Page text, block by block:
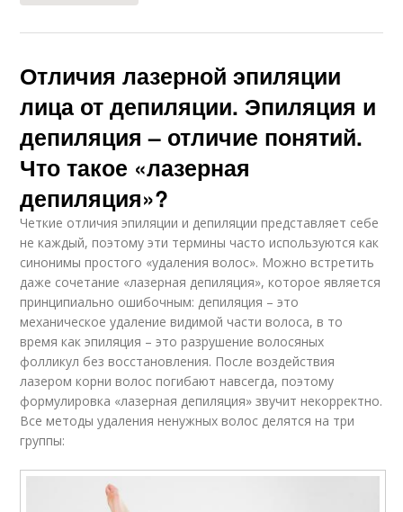
Отличия лазерной эпиляции
лица от депиляции. Эпиляция и
депиляция – отличие понятий.
Что такое «лазерная
депиляция»?
Четкие отличия эпиляции и депиляции представляет себе
не каждый, поэтому эти термины часто используются как
синонимы простого «удаления волос». Можно встретить
даже сочетание «лазерная депиляция», которое является
принципиально ошибочным: депиляция – это
механическое удаление видимой части волоса, в то
время как эпиляция – это разрушение волосяных
фолликул без восстановления. После воздействия
лазером корни волос погибают навсегда, поэтому
формулировка «лазерная депиляция» звучит некорректно.
Все методы удаления ненужных волос делятся на три
группы: